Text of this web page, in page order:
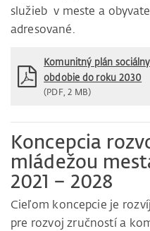
služieb v meste a
adresované.
Komunitný plán
obdobie do roku 2030
(PDF, 2 MB)
Koncepcia
mládežou
2021 – 2028
Cieľom koncepcie je
pre rozvoj zručností a